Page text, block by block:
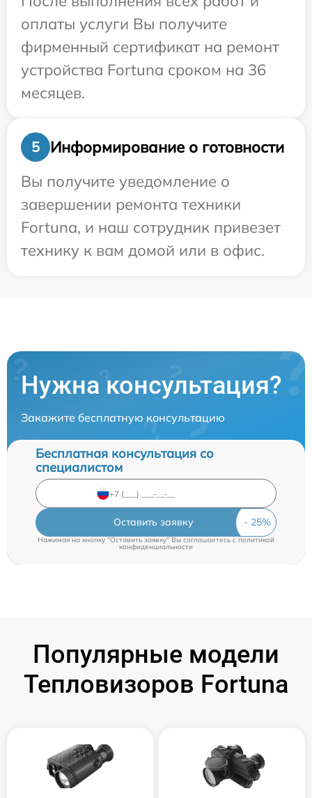
оплаты услуги Вы получите
фирменный сертификат на ремонт
устройства Fortuna сроком на 36
месяцев.
5
Информирование о готовности
Вы получите уведомление о
завершении ремонта техники
Fortuna, и наш сотрудник привезет
технику к вам домой или в офис.
Нужна консультация?
Закажите бесплатную консультацию
Бесплатная консультация со
специалистом
Оставить заявку
Нажимая на кнопку "Оставить заявку" Вы соглашаетесь c политикой
конфиденциальности
Популярные модели
Тепловизоров Fortuna